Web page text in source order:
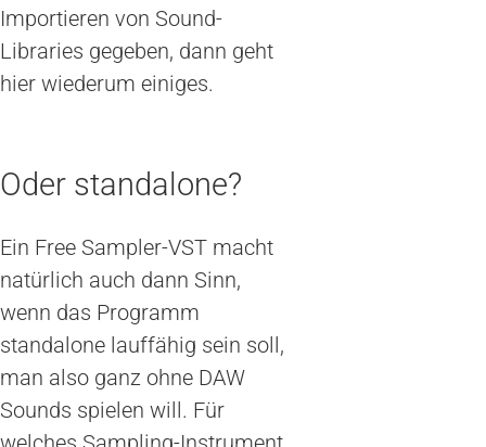
Importieren von Sound-
Libraries gegeben, dann geht
hier wiederum einiges.
Oder standalone?
Ein Free Sampler-VST macht
natürlich auch dann Sinn,
wenn das Programm
standalone lauffähig sein soll,
man also ganz ohne DAW
Sounds spielen will. Für